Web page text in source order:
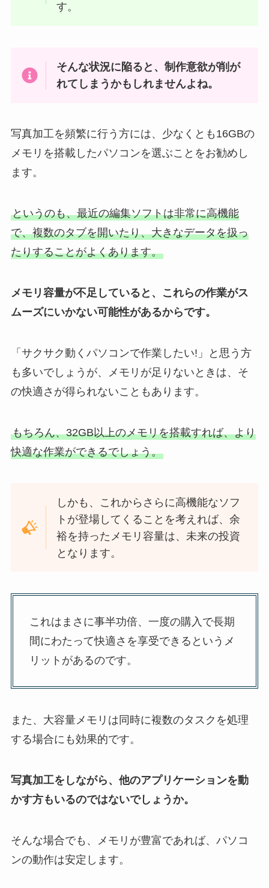
す。
そんな状況に陥ると、制作意欲が削が
れてしまうかもしれませんよね。
写真加工を頻繁に行う方には、少なくとも16GBの
メモリを搭載したパソコンを選ぶことをお勧めし
ます。
というのも、最近の編集ソフトは非常に高機能
で、複数のタブを開いたり、大きなデータを扱っ
たりすることがよくあります。
メモリ容量が不足していると、これらの作業がス
ムーズにいかない可能性があるからです。
「サクサク動くパソコンで作業したい!」と思う方
も多いでしょうが、メモリが足りないときは、そ
の快適さが得られないこともあります。
もちろん、32GB以上のメモリを搭載すれば、より
快適な作業ができるでしょう。
しかも、これからさらに高機能なソフ
トが登場してくることを考えれば、余
裕を持ったメモリ容量は、未来の投資
となります。
これはまさに事半功倍、一度の購入で長期
間にわたって快適さを享受できるというメ
リットがあるのです。
また、大容量メモリは同時に複数のタスクを処理
する場合にも効果的です。
写真加工をしながら、他のアプリケーションを動
かす方もいるのではないでしょうか。
そんな場合でも、メモリが豊富であれば、パソコ
ンの動作は安定します。